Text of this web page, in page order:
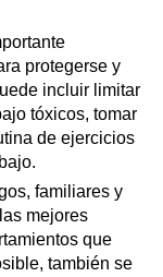
protegerse y
incluir limitar
tóxicos, tomar
de ejercicios
familiares y
mejores
que
también se